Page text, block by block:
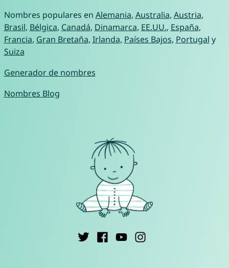
Nombres populares en Alemania, Australia, Austria,
Brasil, Bélgica, Canadá, Dinamarca, EE.UU., España,
Francia, Gran Bretaña, Irlanda, Países Bajos, Portugal y
Suiza
Generador de nombres
Nombres Blog